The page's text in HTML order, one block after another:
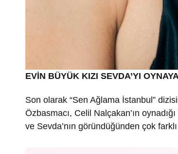
EVİN BÜYÜK KIZI SEVDA’YI
Son olarak “Sen Ağlama İstanbul”
Özbasmacı, Celil Nalçakan’ın
ve Sevda’nın göründüğünden çok